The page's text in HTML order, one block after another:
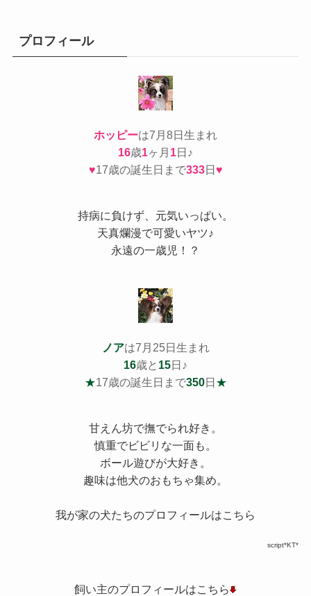
ープロフィール
ホッピーは7月8日生まれ
16歳1ヶ月 1日♪
♥17歳の誕生日まで333日 ♥
持病に負けず、元気いっぱい。
天真爛漫で可愛いヤツ♪
永遠の一歳児！？
ノアは7月25日生まれ
16歳と 15日♪
★17歳の誕生日まで350日 ★
甘えん坊で撫でられ好き。
慎重でビビリな一面も。
ボール遊びが大好き。
趣味は他犬のおもちゃ集め。
我が家の犬たちのプロフィールはこちら
script*KT*
飼い主のプロフィールはこちら